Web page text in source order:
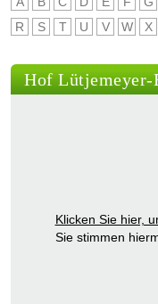
R
S T U V W X
Hof Lütjemeyer-
Klicken Sie hier,
Sie stimmen